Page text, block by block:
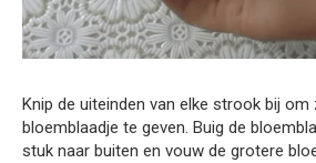
Knip de uiteinden van elke strook bij om
bloemblaadje te geven. Buig de
stuk naar buiten en vouw de grotere